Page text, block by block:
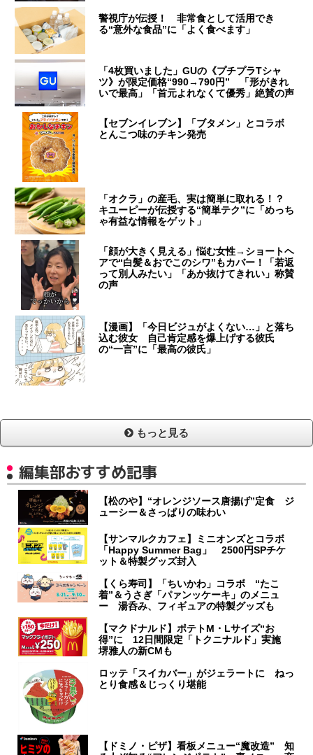
警視庁が伝授！ 非常食として活用でき
る“意外な食品”に「よく食べます」
「4枚買いました」GUの《プチプラTシャ
ツ》が限定価格“990→790円” 「形がきれ
いで最高」「首元よれなくて優秀」絶賛の声
【セブンイレブン】「ブタメン」とコラボ
とんこつ味のチキン発売
「オクラ」の産毛、実は簡単に取れる！？
キユーピーが伝授する“簡単テク”に「めっち
ゃ有益な情報をゲット」
「顔が大きく見える」悩む女性→ショートヘ
アで“白髪＆おでこのシワ”もカバー！「若返
って別人みたい」「あか抜けてきれい」称賛
の声
【漫画】「今日ビジュがよくない…」と落ち
込む彼女 自己肯定感を爆上げする彼氏
の“一言”に「最高の彼氏」
もっと見る
編集部おすすめ記事
【松のや】“オレンジソース唐揚げ”定食 ジ
ューシー＆さっぱりの味わい
【サンマルクカフェ】ミニオンズとコラボ
「Happy Summer Bag」 2500円SPチケ
ット＆特製グッズ封入
【くら寿司】「ちいかわ」コラボ “たこ
着”＆うさぎ「パァンッケーキ」のメニュ
ー 湯呑み、フィギュアの特製グッズも
【マクドナルド】ポテトM・Lサイズ“お
得”に 12日間限定「トクニナルド」実施
堺雅人の新CMも
ロッテ「スイカバー」がジェラートに ねっ
とり食感＆じっくり堪能
【ドミノ・ピザ】看板メニュー“魔改造” 知